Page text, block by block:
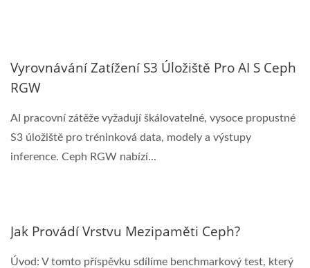
Vyrovnávání Zatížení S3 Úložiště Pro AI S Ceph
RGW
AI pracovní zátěže vyžadují škálovatelné, vysoce propustné
S3 úložiště pro tréninková data, modely a výstupy
inference. Ceph RGW nabízí...
Jak Provádí Vrstvu Mezipaměti Ceph?
Úvod: V tomto příspěvku sdílíme benchmarkový test, který